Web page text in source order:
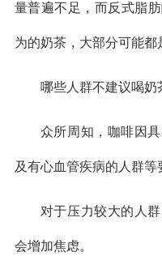
量普遍不足，而反式脂
为的奶茶，大部分可能都
哪些人群不建议喝奶
众所周知，咖啡因
及有心血管疾病的人群等
对于压力较大的人
会增加焦虑。